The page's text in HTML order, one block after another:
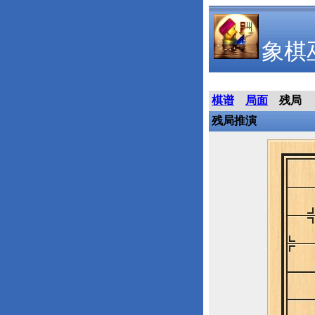
象棋
棋谱 局面
残局
残局推演